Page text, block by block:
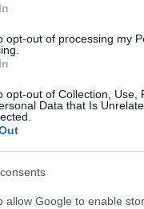
opt-out of processing my
opt-out of Collection, Use,
Data that Is
allow Google to enable
legyen a Google-